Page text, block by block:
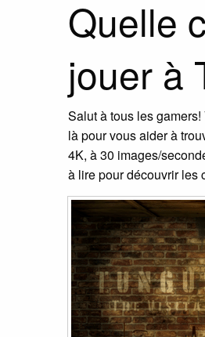
Quelle
jouer à
Salut à tous les
là pour vous aider à
4K, à 30 images/
à lire pour découvrir les